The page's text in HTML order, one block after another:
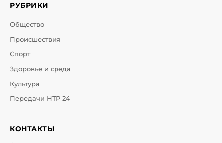
РУБРИКИ
Общество
Происшествия
Спорт
Здоровье и среда
Культура
Передачи НТР 24
КОНТАКТЫ